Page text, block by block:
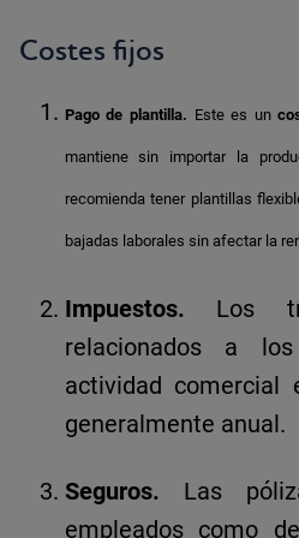
Costes fijos
Pago de plantilla. Este es un
mantiene sin importar la
recomienda tener plantillas
bajadas laborales sin afectar la
Impuestos. Los
relacionados a
actividad comercial
generalmente anual.
Seguros. Las
empleados como